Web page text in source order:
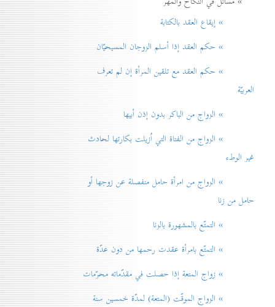
» إيقاع العقد بالكتابة
» حكم العقد إذا أسلم الزوجان المسيحيّان
» حكم العقد مع تلقين المرأة إن لم تعرف
العربيّة
» الزواج من الباكر بدون إذن أبيها
» الزواج من الفتاة التي اُزيلت بكارتها لحادث
غير الوطء
» الزواج من امرأة حامل منفصلة عن زوجها أو
حامل من زنا
» التمتّع بالمشهورة بالزنا
» التمتّع بامرأة عقدت رحمها من دون عدّة
» زواج المتعة إذا حصلت في مقدّماته محرّمات
» الزواج الموقّت (المتعة) لمدّة خمسين سنة